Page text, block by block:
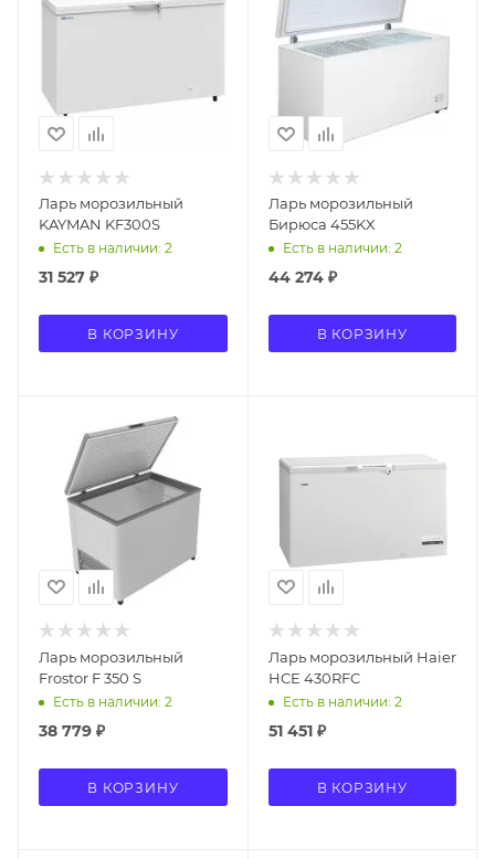
Ларь морозильный
KAYMAN KF300S
Есть в наличии: 2
31 527 ₽
В КОРЗИНУ
Ларь морозильный
Бирюса 455KX
Есть в наличии: 2
44 274₽
В КОРЗИНУ
Ларь морозильный
Frostor F 350 S
Есть в наличии: 2
38 779 ₽
В КОРЗИНУ
Ларь морозильный Haier
HCE 430RFC
Есть в наличии: 2
51 451₽
В КОРЗИНУ